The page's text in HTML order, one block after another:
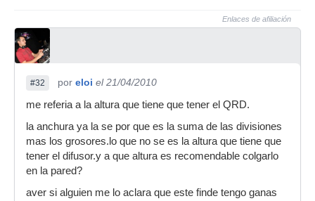
Enlaces de afiliación
#32 por eloi el 21/04/2010
me referia a la altura que tiene que tener el QRD.
la anchura ya la se por que es la suma de las divisiones
mas los grosores.lo que no se es la altura que tiene que
tener el difusor.y a que altura es recomendable colgarlo
en la pared?
aver si alguien me lo aclara que este finde tengo ganas